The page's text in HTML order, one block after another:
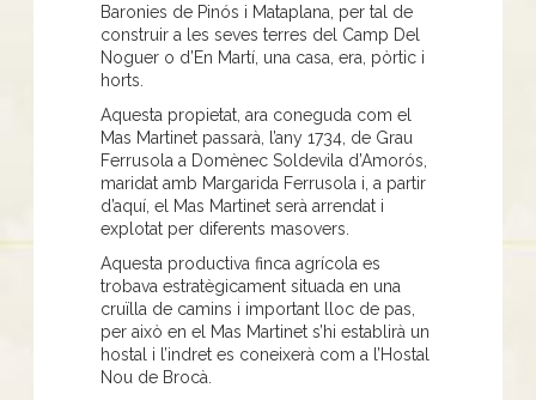
Baronies de Pinós i Mataplana, per tal de
construir a les seves terres del Camp Del
Noguer o d’En Martí, una casa, era, pòrtic i
horts.
Aquesta propietat, ara coneguda com el
Mas Martinet passarà, l’any 1734, de Grau
Ferrusola a Domènec Soldevila d’Amorós,
maridat amb Margarida Ferrusola i, a partir
d’aquí, el Mas Martinet serà arrendat i
explotat per diferents masovers.
Aquesta productiva finca agrícola es
trobava estratègicament situada en una
cruïlla de camins i important lloc de pas,
per això en el Mas Martinet s’hi establirà un
hostal i l’indret es coneixerà com a l’Hostal
Nou de Brocà.